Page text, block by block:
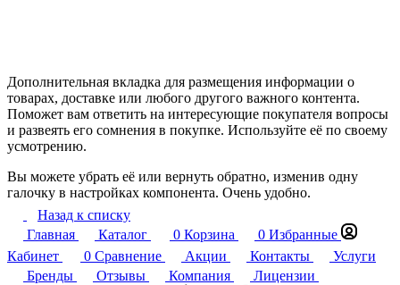
Дополнительная вкладка для размещения информации о
товарах, доставке или любого другого важного контента.
Поможет вам ответить на интересующие покупателя вопросы
и развеять его сомнения в покупке. Используйте её по своему
усмотрению.
Вы можете убрать её или вернуть обратно, изменив одну
галочку в настройках компонента. Очень удобно.
Назад к списку
Главная
Каталог 0 Корзина 0 Избранные
Кабинет
0 Сравнение Акции Контакты
Услуги
Бренды
Отзывы Компания
Лицензии